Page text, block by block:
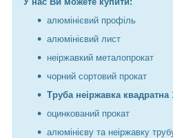
алюмінієвий профіль
алюмінієвий лист
неіржавкий металопрокат
чорний сортовий прокат
Труба неіржавка квадратна
оцинкований прокат
алюмінієву та неіржавку